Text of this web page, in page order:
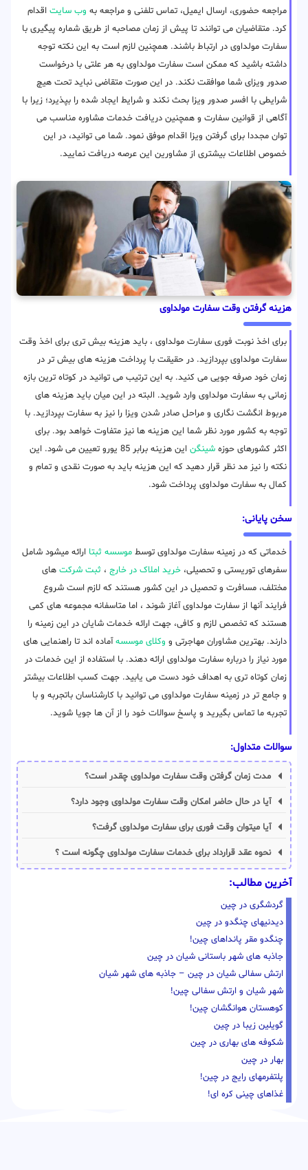
مراجعه حضوری، ارسال ایمیل، تماس تلفنی و مراجعه به وب سایت اقدام
کرد. متقاضیان می توانند تا پیش از زمان مصاحبه از طریق شماره پیگیری با
سفارت مولداوی در ارتباط باشند. همچنین لازم است به این نکته توجه
داشته باشید که ممکن است سفارت مولداوی به هر علتی با درخواست
صدور ویزای شما موافقت نکند. در این صورت متقاضی نباید تحت هیچ
شرایطی با افسر صدور ویزا بحث نکند و شرایط ایجاد شده را بپذیرد؛ زیرا با
آگاهی از قوانین سفارت و همچنین دریافت خدمات مشاوره مناسب می
توان مجددا برای گرفتن ویزا اقدام موفق نمود. شما می توانید، در این
خصوص اطلاعات بیشتری از مشاورین این عرصه دریافت نمایید.
هزینه گرفتن وقت سفارت مولداوی
برای اخذ نوبت فوری سفارت مولداوی ، باید هزینه بیش تری برای اخذ وقت
سفارت مولداوی بپردازید. در حقیقت با پرداخت هزینه های بیش تر در
زمان خود صرفه جویی می کنید. به این ترتیب می توانید در کوتاه ترین بازه
زمانی به سفارت مولداوی وارد شوید. البته در این میان باید هزینه های
مربوط انگشت نگاری و مراحل صادر شدن ویزا را نیز به سفارت بپردازید. با
توجه به کشور مورد نظر شما این هزینه ها نیز متفاوت خواهد بود. برای
اکثر کشورهای حوزه شینگن
این هزینه برابر 85 یورو تعیین می شود. این
نکته را نیز مد نظر قرار دهید که این هزینه باید به صورت نقدی و تمام و
کمال به سفارت مولداوی پرداخت شود.
سخن پایانی:
خدماتی که در زمینه سفارت مولداوی توسط موسسه ثبتا ارائه میشود شامل
سفرهای توریستی و تحصیلی، خرید املاک در خارج ، ثبت شرکت های
مختلف، مسافرت و تحصیل در این کشور هستند که لازم است شروع
فرایند آنها از سفارت مولداوی آغاز شوند ، اما متاسفانه مجموعه های کمی
هستند که تخصص لازم و کافی، جهت ارائه خدمات شایان در این زمینه را
دارند. بهترین مشاوران مهاجرتی و وکلای موسسهآماده اند تا راهنمایی های
مورد نیاز را درباره سفارت مولداوی ارائه دهند. با استفاده از این خدمات در
زمان کوتاه تری به اهداف خود دست می یابید. جهت کسب اطلاعات بیشتر
و جامع تر در زمینه سفارت مولداوی می توانید با کارشناسان باتجربه و با
تجربه ما تماس بگیرید و پاسخ سوالات خود را از آن ها جویا شوید.
سوالات متداول:
مدت زمان گرفتن وقت سفارت مولداوی چقدر است؟
آیا در حال حاضر امکان وقت سفارت مولداوی وجود دارد؟
آیا میتوان وقت فوری برای سفارت مولداوی گرفت؟
نحوه عقد قرارداد برای خدمات سفارت مولداوی چگونه است ؟
آخرین مطالب:
گردشگری در چین
دیدنیهای چنگدو در چین
چنگدو مقر پانداهای چین!
جاذبه های شهر باستانی شیان در چین
ارتش سفالی شیان در چین – جاذبه های شهر شیان
شهر شیان و ارتش سفالی چین!
کوهستان هوانگشان چین!
گویلین زیبا در چین
شکوفه های بهاری در چین
بهار در چین
پلتفرمهای رایج در چین!
غذاهای چینی کره ای!